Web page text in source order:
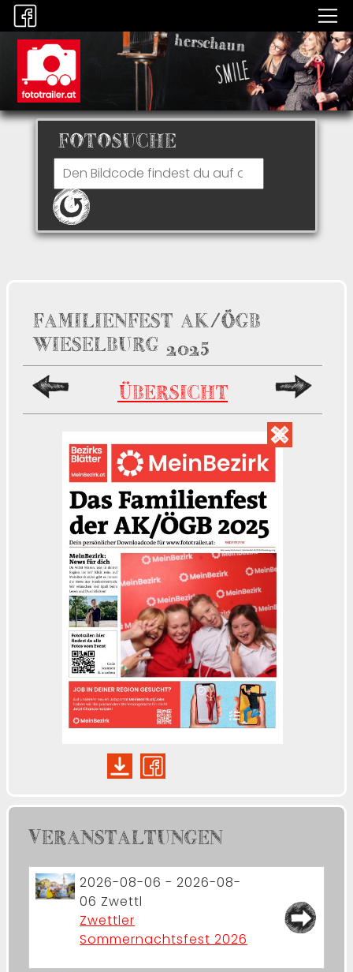
FOTOSUCHE
FAMILIENFEST AK/ÖGB
WIESELBURG 2025
ÜBERSICHT
VERANSTALTUNGEN
2026-08-06 - 2026-08-
06 Zwettl
Zwettler
Sommernachtsfest 2026